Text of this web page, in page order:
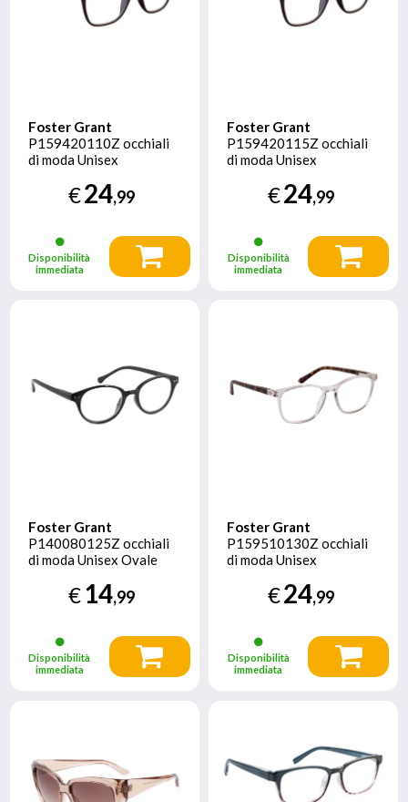
Foster Grant
P159420110Z occhiali
di moda Unisex
piena Blu
€24,99
Disponibilità
immediata
Foster Grant
P159420115Z occhiali
di moda Unisex
piena Blu
€24,99
Disponibilità
immediata
Foster Grant
P140080125Z occhiali
di moda Unisex Ovale
€14,99
Disponibilità
immediata
Foster Grant
P159510130Z occhiali
di moda Unisex
piena Grigio
€24,99
Disponibilità
immediata